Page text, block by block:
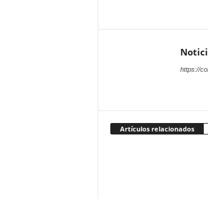
https://
Artículos relacionados